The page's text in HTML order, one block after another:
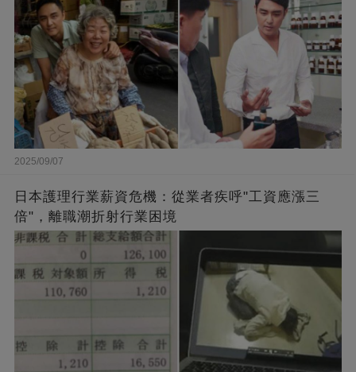
2025/09/07
日本護理行業薪資危機：從業者疾呼"工資應漲三
倍"，離職潮折射行業困境